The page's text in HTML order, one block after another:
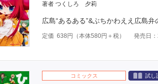
著者 つくしろ 夕莉
広島“あるある”&ぶちかわええ広島
定価 638 円（本体580円＋税） 発売日
コミックス 試し